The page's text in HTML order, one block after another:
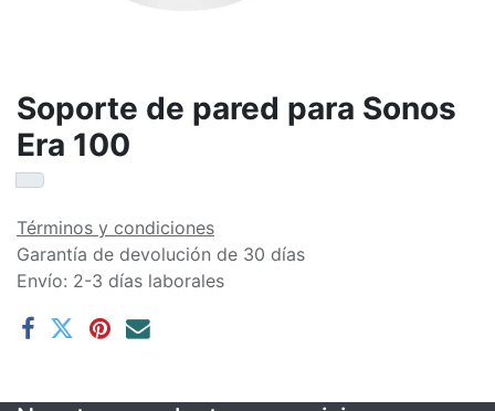
Soporte de pared para Sonos
Era 100
Términos y condiciones
Garantía de devolución de 30 días
Envío: 2-3 días laborales